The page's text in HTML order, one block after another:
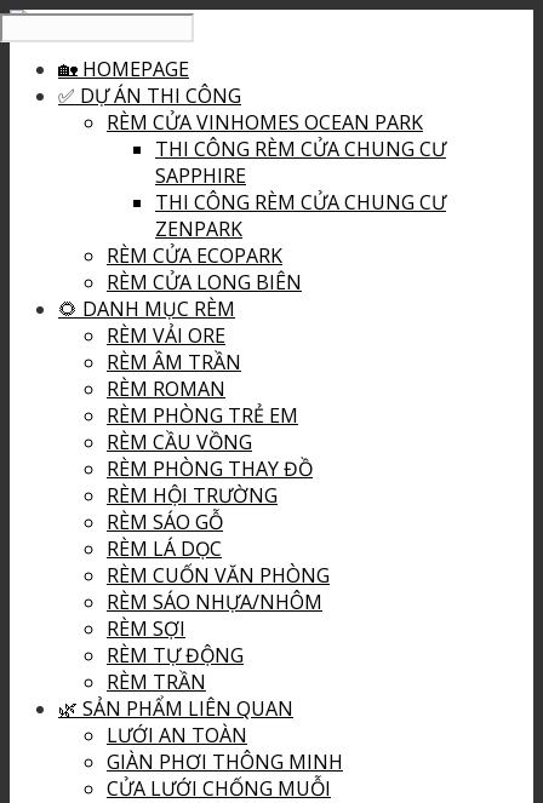
🏡 HOMEPAGE
✅ DỰ ÁN THI CÔNG
RÈM CỬA VINHOMES OCEAN PARK
THI CÔNG RÈM CỬA CHUNG CƯ
SAPPHIRE
THI CÔNG RÈM CỬA CHUNG CƯ
ZENPARK
RÈM CỬA ECOPARK
RÈM CỬA LONG BIÊN
🌻 DANH MỤC RÈM
RÈM VẢI ORE
RÈM ÂM TRẦN
RÈM ROMAN
RÈM PHÒNG TRẺ EM
RÈM CẦU VỒNG
RÈM PHÒNG THAY ĐỒ
RÈM HỘI TRƯỜNG
RÈM SÁO GỖ
RÈM LÁ DỌC
RÈM CUỐN VĂN PHÒNG
RÈM SÁO NHỰA/NHÔM
RÈM SỢI
RÈM TỰ ĐỘNG
RÈM TRẦN
🌿 SẢN PHẨM LIÊN QUAN
LƯỚI AN TOÀN
GIÀN PHƠI THÔNG MINH
CỬA LƯỚI CHỐNG MUỖI